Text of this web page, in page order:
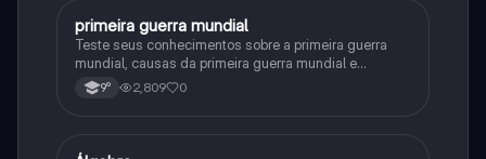
História
primeira guerra mundial
Teste seus conhecimentos sobre a primeira guerra
mundial, causas da primeira guerra mundial e
consequências da Primeira Guerra Mundial, fases da
primeira guerra mundial
9° 2,809 0